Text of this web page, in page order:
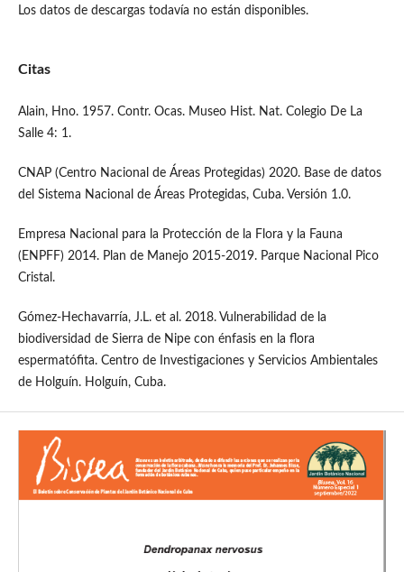
Los datos de descargas todavía no están disponibles.
Citas
Alain, Hno. 1957. Contr. Ocas. Museo Hist. Nat. Colegio De La
Salle 4: 1.
CNAP (Centro Nacional de Áreas Protegidas) 2020. Base de datos
del Sistema Nacional de Áreas Protegidas, Cuba. Versión 1.0.
Empresa Nacional para la Protección de la Flora y la Fauna
(ENPFF) 2014. Plan de Manejo 2015-2019. Parque Nacional Pico
Cristal.
Gómez-Hechavarría, J.L. et al. 2018. Vulnerabilidad de la
biodiversidad de Sierra de Nipe con énfasis en la flora
espermatófita. Centro de Investigaciones y Servicios Ambientales
de Holguín. Holguín, Cuba.